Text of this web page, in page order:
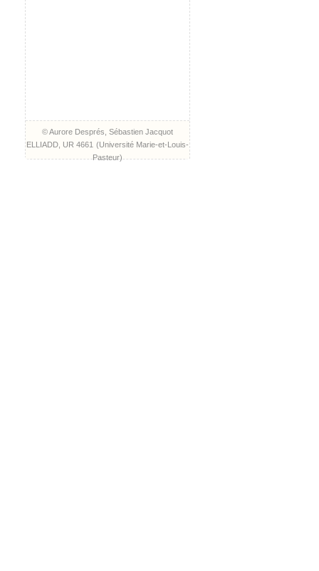
© Aurore Després, Sébastien Jacquot
ELLIADD, UR 4661 (Université Marie-et-Louis-
Pasteur)